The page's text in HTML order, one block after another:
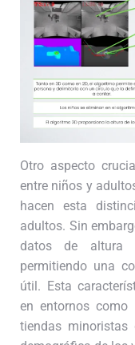
Otro aspecto
entre niños y
hacen esta
adultos. Sin
datos de altura
permitiendo una
útil. Esta
en entornos como
tiendas minoristas